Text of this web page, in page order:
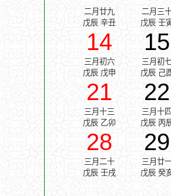
二月廿九
戊辰 辛丑
二月三
戊辰 壬
14
三月初六
戊辰 戊申
15
三月初
戊辰 己
21
三月十三
戊辰 乙卯
22
三月十
戊辰 丙
28
三月二十
戊辰 壬戌
29
三月廿
戊辰 癸